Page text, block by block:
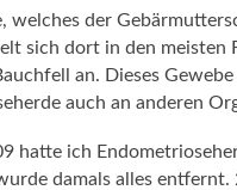
welches der
sich dort in den meisten
an. Dieses
auch an anderen
hatte ich
damals alles